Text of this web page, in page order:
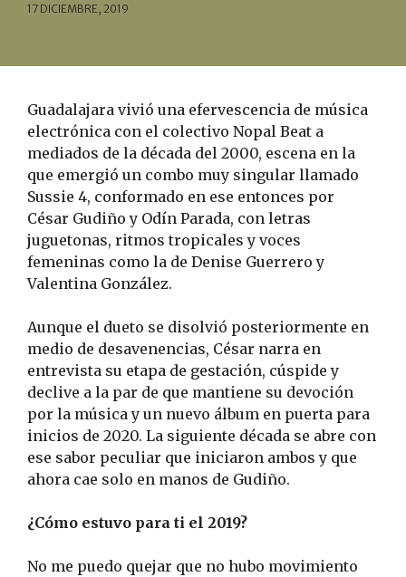
17 DICIEMBRE, 2019
Guadalajara vivió una efervescencia de música
electrónica con el colectivo Nopal Beat a
mediados de la década del 2000, escena en la
que emergió un combo muy singular llamado
Sussie 4, conformado en ese entonces por
César Gudiño y Odín Parada, con letras
juguetonas, ritmos tropicales y voces
femeninas como la de Denise Guerrero y
Valentina González.
Aunque el dueto se disolvió posteriormente en
medio de desavenencias, César narra en
entrevista su etapa de gestación, cúspide y
declive a la par de que mantiene su devoción
por la música y un nuevo álbum en puerta para
inicios de 2020. La siguiente década se abre con
ese sabor peculiar que iniciaron ambos y que
ahora cae solo en manos de Gudiño.
¿Cómo estuvo para ti el 2019?
No me puedo quejar que no hubo movimiento